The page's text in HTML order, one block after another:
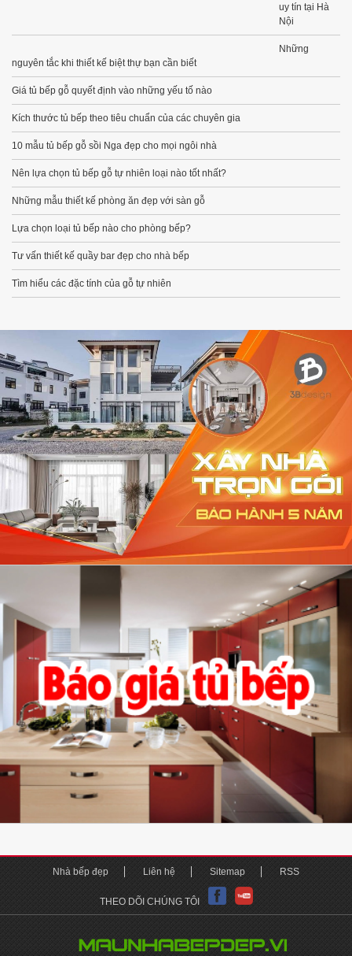
uy tín tại Hà
Nội
Những
nguyên tắc khi thiết kế biệt thự bạn cần biết
Giá tủ bếp gỗ quyết định vào những yếu tố nào
Kích thước tủ bếp theo tiêu chuẩn của các chuyên gia
10 mẫu tủ bếp gỗ sồi Nga đẹp cho mọi ngôi nhà
Nên lựa chọn tủ bếp gỗ tự nhiên loại nào tốt nhất?
Những mẫu thiết kế phòng ăn đẹp với sàn gỗ
Lựa chọn loại tủ bếp nào cho phòng bếp?
Tư vấn thiết kế quầy bar đẹp cho nhà bếp
Tìm hiểu các đặc tính của gỗ tự nhiên
Nhà bếp đẹp Liên hệ Sitemap RSS
THEO DÕI CHÚNG TÔI